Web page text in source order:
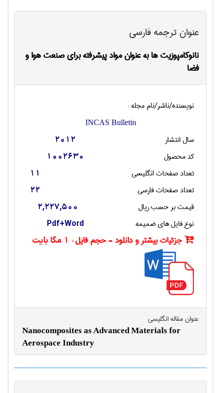
عنوان ترجمه فارسی
نانوکامپوزیت ها به عنوان مواد پیشرفته برای صنعت هوا و
فضا
نویسنده/ناشر/نام مجله :
INCAS Bulletin
سال انتشار 2012
کد محصول 1002630
تعداد صفحات انگليسی 11
تعداد صفحات فارسی 22
قیمت بر حسب ریال 2,227,500
نوع فایل های ضمیمه Pdf+Word
جزئیات بیشتر و دانلود - حجم فایل : 1 مگا بایت
عنوان مقاله انگليسی
Nanocomposites as Advanced Materials for
Aerospace Industry